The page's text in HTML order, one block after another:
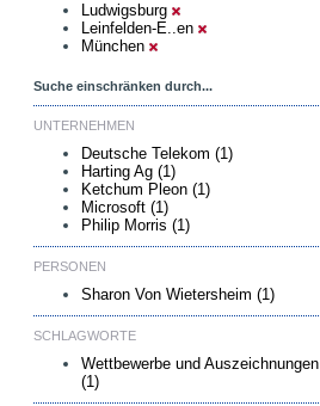
Ludwigsburg
Leinfelden-E..en
München
Suche einschränken durch...
UNTERNEHMEN
Deutsche Telekom (1)
Harting Ag (1)
Ketchum Pleon (1)
Microsoft (1)
Philip Morris (1)
PERSONEN
Sharon Von Wietersheim (1)
SCHLAGWORTE
Wettbewerbe und Auszeichnungen
(1)